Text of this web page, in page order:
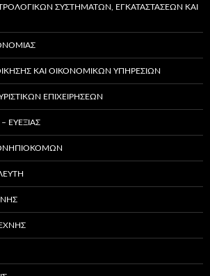
ΣΥΣΤΗΜΆΤΩΝ, ΕΓΚΑΤΑΣΤΆΣΕΩΝ ΚΑΙ
ΚΑΙ ΟΙΚΟΝΟΜΙΚΏΝ ΥΠΗΡΕΣΙΏΝ
ΕΠΙΧΕΙΡΗΣΕΩΝ
ΕΥΕΞΙΑΣ